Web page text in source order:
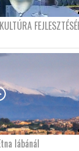
lábánál